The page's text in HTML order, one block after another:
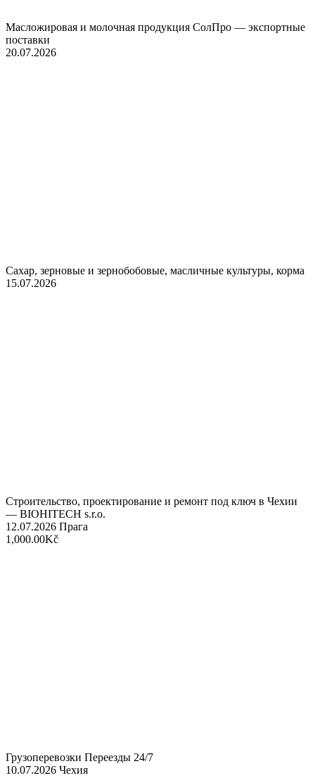
Масложировая и молочная продукция СолПро — экспортные
поставки
20.07.2026
Сахар, зерновые и зернобобовые, масличные культуры, корма
15.07.2026
Строительство, проектирование и ремонт под ключ в Чехии
— BIOHITECH s.r.o.
12.07.2026 Прага
1,000.00Kč
Грузоперевозки Переезды 24/7
10.07.2026 Чехия